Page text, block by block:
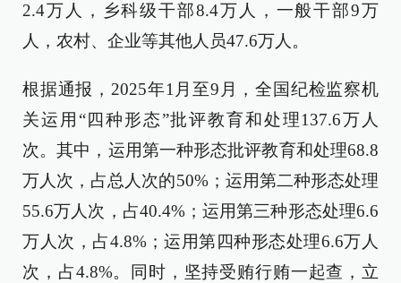
2.4万人，乡科级干部8.4万人，一般干部9万
人，农村、企业等其他人员47.6万人。
根据通报，2025年1月至9月，全国纪检监察机
关运用“四种形态”批评教育和处理137.6万人
次。其中，运用第一种形态批评教育和处理68.8
万人次，占总人次的50%；运用第二种形态处理
55.6万人次，占40.4%；运用第三种形态处理6.6
万人次，占4.8%；运用第四种形态处理6.6万人
次，占4.8%。同时，坚持受贿行贿一起查，立